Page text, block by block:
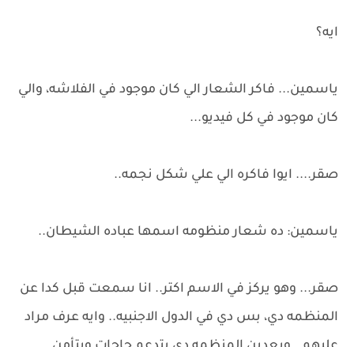
ايه؟
ياسمين... فاكر الشعار الي كان موجود في الفلاشه، والي
كان موجود في كل فيديو...
صقر.... ايوا فاكره الي علي شكل نجمه..
ياسمين: ده شعار منظومه اسمها عباده الشيطان..
صقر... وهو يركز في الاسم اكتر.. انا سمعت قبل كدا عن
المنظمه دي، بس دي في الدول الاجنبيه.. وايه عرف مراد